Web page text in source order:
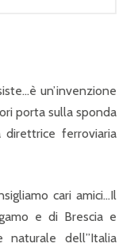
un’invenzione
porta sulla sponda
ferroviaria
cari amici…Il
e di Brescia e
dell”Italia